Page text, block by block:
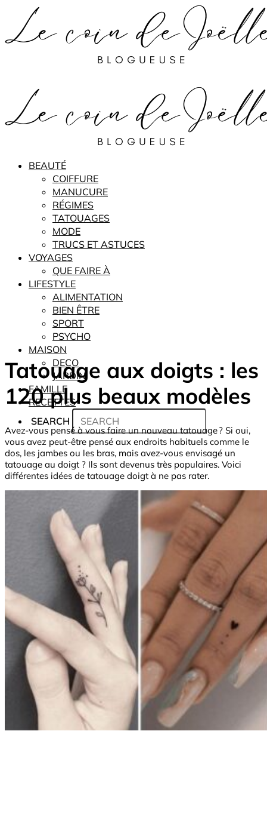
BEAUTÉ
COIFFURE
MANUCURE
RÉGIMES
TATOUAGES
MODE
TRUCS ET ASTUCES
VOYAGES
QUE FAIRE À
LIFESTYLE
ALIMENTATION
BIEN ÊTRE
SPORT
PSYCHO
MAISON
DECO
JARDIN
FAMILLE
RECETTES
SEARCH
Tatouage aux doigts : les
120 plus beaux modèles
Avez-vous pensé à vous faire un nouveau tatouage ? Si oui,
vous avez peut-être pensé aux endroits habituels comme le
dos, les jambes ou les bras, mais avez-vous envisagé un
tatouage au doigt ? Ils sont devenus très populaires. Voici
différentes idées de tatouage doigt à ne pas rater.